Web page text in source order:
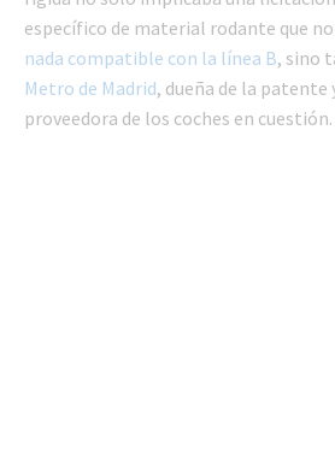
específico de material rodante que no
nada compatible con la línea B, sino
Metro de Madrid, dueña de la patente
proveedora de los coches en cuestión.